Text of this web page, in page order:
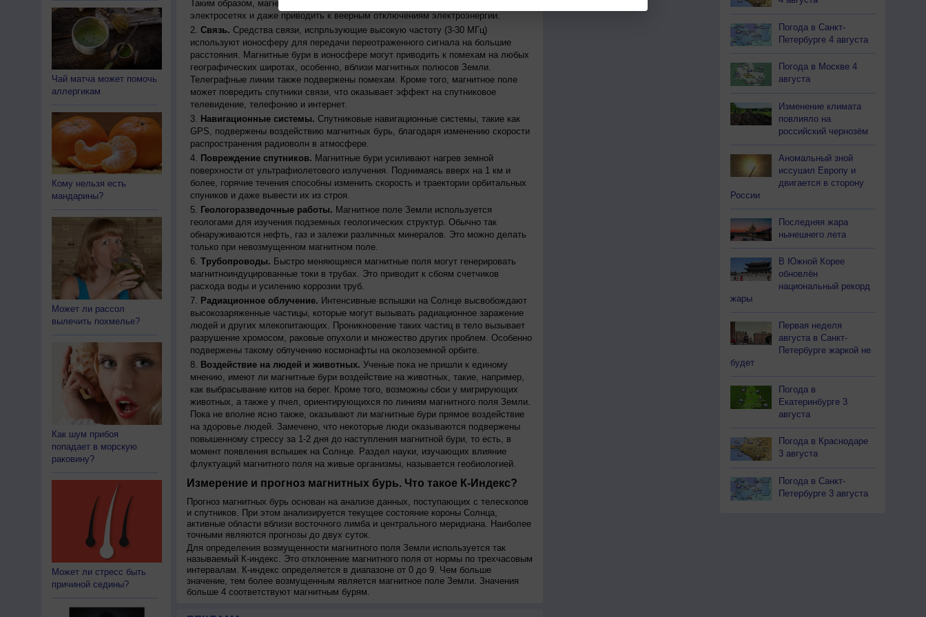
Чай матча может помочь
аллергикам
Кому нельзя есть
мандарины?
Может ли рассол
вылечить похмелье?
Как шум прибоя
попадает в морскую
раковину?
Может ли стресс быть
причиной седины?
Таким образом, магнитные бури могут вызывать масштабные сбои в
электросетях и даже приводить к веерным отключениям электроэнергии.
Связь. Средства связи, испрльзующие высокую частоту (3-30 МГц)
используют ионосферу для передачи переотраженного сигнала на большие
расстояния. Магнитные бури в ионосфере могут приводить к помехам на любых
географических широтах, особенно, вблизи магнитных полюсов Земли.
Телеграфные линии также подвержены помехам. Кроме того, магнитное поле
может повредить спутники связи, что оказывает эффект на спутниковое
телевидение, телефонию и интернет.
Навигационные системы. Спутниковые навигационные системы, такие как
GPS, подвержены воздействию магнитных бурь, благодаря изменению скорости
распространения радиоволн в атмосфере.
Повреждение спутников. Магнитные бури усиливают нагрев земной
поверхности от ультрафиолетового излучения. Поднимаясь вверх на 1 км и
более, горячие течения способны изменить скорость и траектории орбитальных
спуников и даже вывести их из строя.
Геологоразведочные работы. Магнитное поле Земли используется
геологами для изучения подземных геологических структур. Обычно так
обнаруживаются нефть, газ и залежи различных минералов. Это можно делать
только при невозмущенном магнитном поле.
Трубопроводы. Быстро меняющиеся магнитные поля могут генерировать
магнитноиндуцированные токи в трубах. Это приводит к сбоям счетчиков
расхода воды и усилению коррозии труб.
Радиационное облучение. Интенсивные вспышки на Солнце высвобождают
высокозаряженные частицы, которые могут вызывать радиационное заражение
людей и других млекопитающих. Проникновение таких частиц в тело вызывает
разрушение хромосом, раковые опухоли и множество других проблем. Особенно
подвержены такому облучению космонафты на околоземной орбите.
Воздействие на людей и животных. Ученые пока не пришли к единому
мнению, имеют ли магнитные бури воздействие на животных, такие, например,
как выбрасывание китов на берег. Кроме того, возможны сбои у мигрирующих
животных, а также у пчел, ориентирующихся по линиям магнитного поля Земли.
Пока не вполне ясно также, оказывают ли магнитные бури прямое воздействие
на здоровье людей. Замечено, что некоторые люди оказываются подвержены
повышенному стрессу за 1-2 дня до наступления магнитной бури, то есть, в
момент появления вспышек на Солнце. Раздел науки, изучающих влияние
флуктуаций магнитного поля на живые организмы, называется геобиологией.
Измерение и прогноз магнитных бурь. Что такое К-Индекс?
Прогноз магнитных бурь основан на анализе данных, поступающих с телескопов
и спутников. При этом анализируется текущее состояние короны Солнца,
активные области вблизи восточного лимба и центрального меридиана. Наиболее
точными являются прогнозы до двух суток.
Для определения возмущенности магнитного поля Земли используется так
называемый К-индекс. Это отклонение магнитного поля от нормы по трехчасовым
интервалам. К-индекс определяется в диапазоне от 0 до 9. Чем больше
значение, тем более возмущенным является магнитное поле Земли. Значения
больше 4 соответствуют магнитным бурям.
Погода в Санкт-
Петербурге 4 августа
Погода в Москве 4
августа
Изменение климата
повлияло на
российский чернозём
Аномальный зной
иссушил Европу и
двигается в сторону
России
Последняя жара
нынешнего лета
В Южной Корее
обновлён
национальный рекорд
жары
Первая неделя
августа в Санкт-
Петербурге жаркой не
будет
Погода в
Екатеринбурге 3
августа
Погода в Краснодаре
3 августа
Погода в Санкт-
Петербурге 3 августа